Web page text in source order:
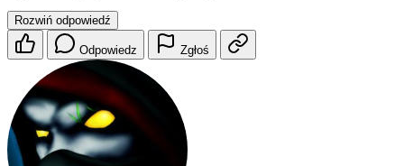
Rozwiń odpowiedź
Odpowiedz Zgłoś